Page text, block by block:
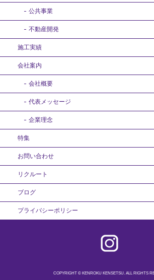
公共事業
不動産開発
施工実績
会社案内
会社概要
代表メッセージ
企業理念
特集
お問い合わせ
リクルート
ブログ
プライバシーポリシー
COPYRIGHT © KENROKU KENSETSU. ALL RIGHTS